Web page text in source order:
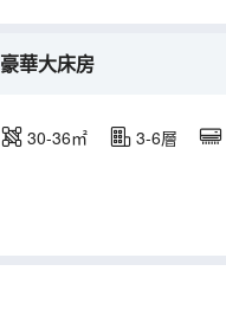
豪華大床房
30-36㎡ 3-6層